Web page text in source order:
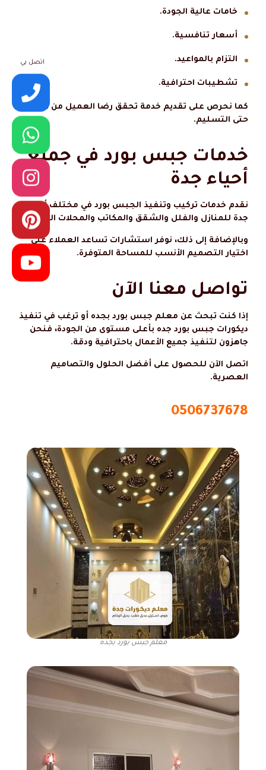
خامات عالية الجودة.
أسعار تنافسية.
التزام بالمواعيد.
تشطيبات احترافية.
كما نحرص على تقديم خدمة تحقق رضا العميل من البداية
حتى التسليم.
خدمات جبس بورد في جميع
أحياء جدة
نقدم خدمات تركيب وتنفيذ الجبس بورد في مختلف أحياء
جدة للمنازل والفلل والشقق والمكاتب والمحلات التجارية.
وبالإضافة إلى ذلك، نوفر استشارات تساعد العملاء على
اختيار التصميم الأنسب للمساحة المتوفرة.
تواصل معنا الآن
إذا كنت تبحث عن معلم جبس بورد بجده أو ترغب في تنفيذ
ديكورات جبس بورد جده بأعلى مستوى من الجودة، فنحن
جاهزون لتنفيذ جميع الأعمال باحترافية ودقة.
اتصل الآن للحصول على أفضل الحلول والتصاميم
العصرية.
0506737678
معلم جبس بورد بجده
اتصل بي